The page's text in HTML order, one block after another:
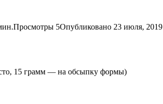
Просмотры 5Опубликовано 23 июля, 2019
15 грамм — на обсыпку формы)